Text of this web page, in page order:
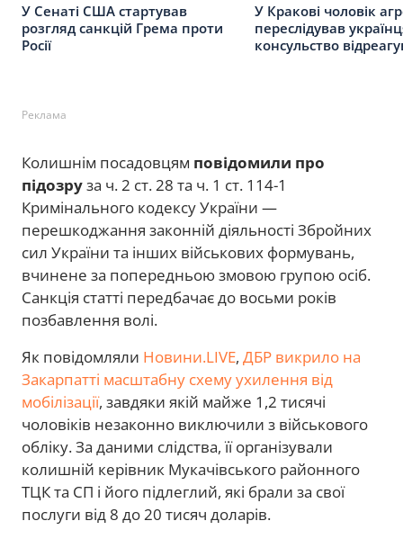
У Сенаті США стартував
розгляд санкцій Грема проти
Росії
У Кракові чоловік
переслідував
консульство
Реклама
Колишнім посадовцям повідомили про
підозруза ч. 2 ст. 28 та ч. 1 ст. 114-1
Кримінального кодексу України —
перешкоджання законній діяльності Збройних
сил України та інших військових формувань,
вчинене за попередньою змовою групою осіб.
Санкція статті передбачає до восьми років
позбавлення волі.
Як повідомляли Новини.LIVE, ДБР викрило на
Закарпатті масштабну схему ухилення від
мобілізації, завдяки якій майже 1,2 тисячі
чоловіків незаконно виключили з військового
обліку. За даними слідства, її організували
колишній керівник Мукачівського районного
ТЦК та СП і його підлеглий, які брали за свої
послуги від 8 до 20 тисяч доларів.